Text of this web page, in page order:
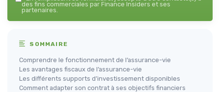
des fins commerciales par Finance Insiders et ses
partenaires.
SOMMAIRE
Comprendre le fonctionnement de l’assurance-vie
Les avantages fiscaux de l’assurance-vie
Les différents supports d’investissement disponibles
Comment adapter son contrat à ses objectifs financiers